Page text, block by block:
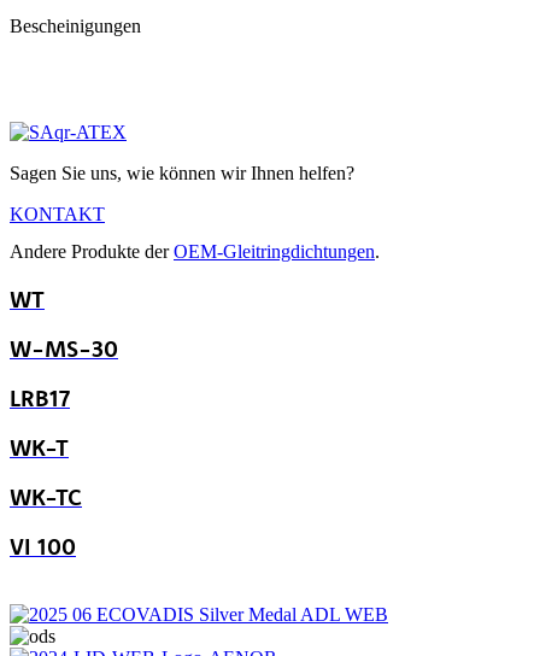
Bescheinigungen
Sagen Sie uns, wie können wir Ihnen helfen?
KONTAKT
Andere Produkte derOEM-Gleitringdichtungen.
WT
W-MS-30
LRB17
WK-T
WK-TC
VI 100